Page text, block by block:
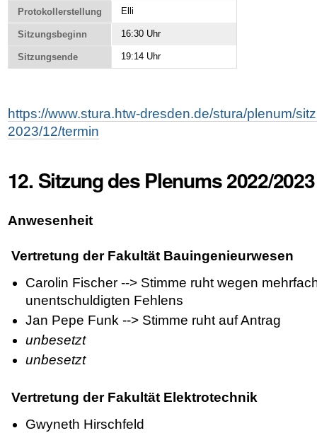
Protokollerstellung Elli
Sitzungsbeginn 16:30 Uhr
Sitzungsende 19:14 Uhr
https://www.stura.htw-dresden.de/stura/plenum/
2023/12/termin
12. Sitzung des Plenums 2022/2023
Anwesenheit
Vertretung der Fakultät Bauingenieurwesen
Carolin Fischer --> Stimme ruht wegen
unentschuldigten Fehlens
Jan Pepe Funk --> Stimme ruht auf Antrag
unbesetzt
unbesetzt
Vertretung der Fakultät Elektrotechnik
Gwyneth Hirschfeld